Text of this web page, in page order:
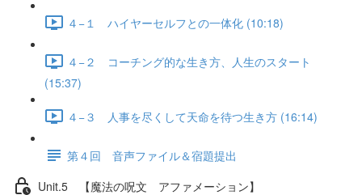
４−１ ハイヤーセルフとの一体化 (10:18)
４−２ コーチング的な生き方、人生のスタート
(15:37)
４−３ 人事を尽くして天命を待つ生き方 (16:14)
第４回 音声ファイル＆宿題提出
Unit.5 【魔法の呪文 アファメーション】